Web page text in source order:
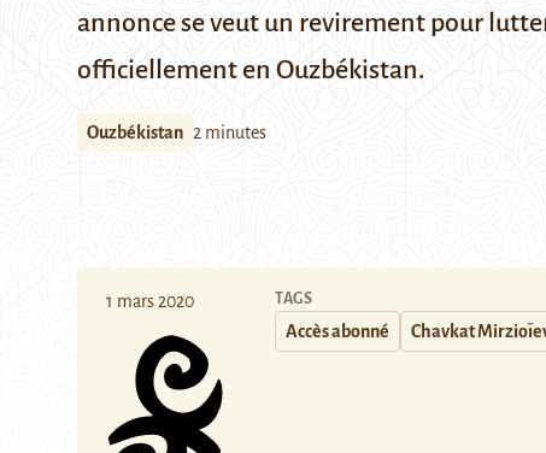
annonce se veut un revirement pour
officiellement en Ouzbékistan.
Ouzbékistan 2 minutes
1 mars 2020 TAGS
Accès abonné Chavkat